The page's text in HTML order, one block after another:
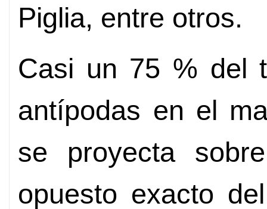
Piglia, entre otros.
Casi un 75 % del
antípodas en el
se proyecta
opuesto exacto